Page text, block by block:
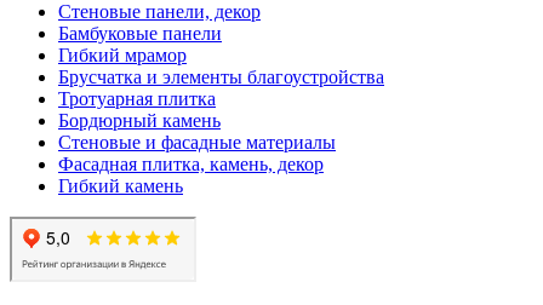
Стеновые панели, декор
Бамбуковые панели
Гибкий мрамор
Брусчатка и элементы благоустройства
Тротуарная плитка
Бордюрный камень
Стеновые и фасадные материалы
Фасадная плитка, камень, декор
Гибкий камень